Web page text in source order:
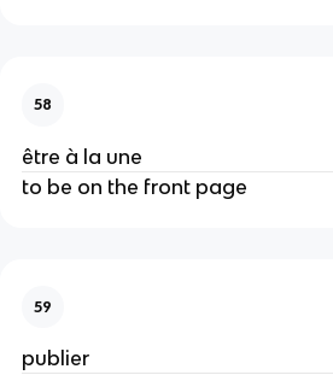
58
être à la une
to be on the front page
59
publier